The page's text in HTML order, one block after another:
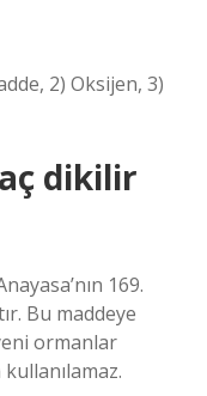
2) Oksijen, 3)
dikilir
169.
Bu maddeye
ormanlar